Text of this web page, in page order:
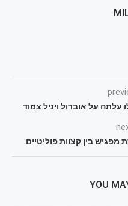
עלתה על אוברול ויניל צמוד
בין קצוות פוליטיים
YOU